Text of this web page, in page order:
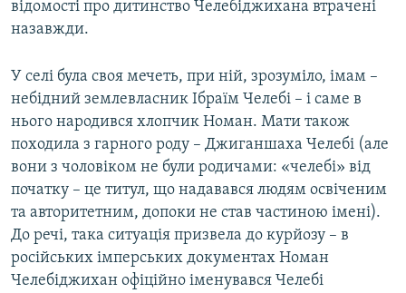
відомості про дитинство Челебіджихана втрачені
назавжди.
У селі була своя мечеть, при ній, зрозуміло, імам –
небідний землевласник Ібраїм Челебі – і саме в
нього народився хлопчик Номан. Мати також
походила з гарного роду – Джиганшаха Челебі (але
вони з чоловіком не були родичами: «челебі» від
початку – це титул, що надавався людям освіченим
та авторитетним, допоки не став частиною імені).
До речі, така ситуація призвела до курйозу – в
російських імперських документах Номан
Челебіджихан офіційно іменувався Челебі